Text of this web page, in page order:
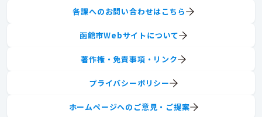
各課へのお問い合わせはこちら
函館市Webサイトについて
著作権・免責事項・リンク
プライバシーポリシー
ホームページへのご意見・ご提案